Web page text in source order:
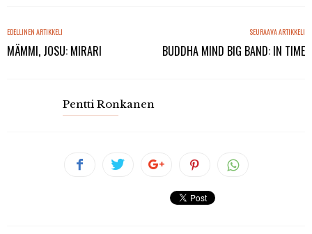
EDELLINEN ARTIKKELI
MÄMMI, JOSU: MIRARI
SEURAAVA ARTIKKELI
BUDDHA MIND BIG BAND: IN TIME
Pentti Ronkanen